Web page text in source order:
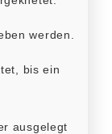
werden.
bis ein
ausgelegt